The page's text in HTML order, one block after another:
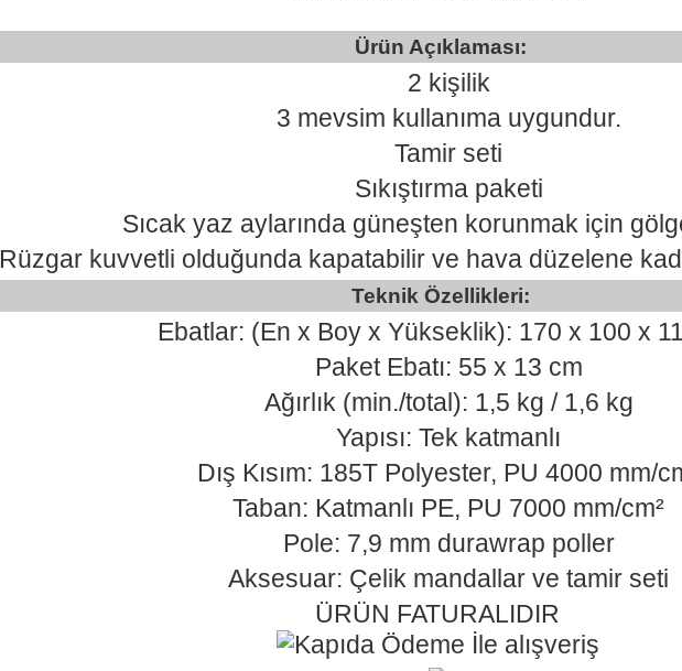
Ürün Açıklaması:
2 kişilik
3 mevsim kullanıma uygundur.
Tamir seti
Sıkıştırma paketi
Sıcak yaz aylarında güneşten korunmak için
Rüzgar kuvvetli olduğunda kapatabilir ve hava düzelene
Teknik Özellikleri:
Ebatlar: (En x Boy x Yükseklik): 170 x 100 x
Paket Ebatı: 55 x 13 cm
Ağırlık (min./total): 1,5 kg / 1,6 kg
Yapısı: Tek katmanlı
Dış Kısım: 185T Polyester, PU 4000 mm/
Taban: Katmanlı PE, PU 7000 mm/cm²
Pole: 7,9 mm durawrap poller
Aksesuar: Çelik mandallar ve tamir seti
ÜRÜN FATURALIDIR